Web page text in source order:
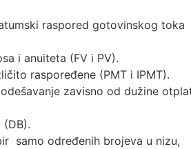
raspored gotovinskog toka
i anuiteta (FV i PV).
raspoređene (PMT i IPMT).
zavisno od dužine
samo određenih brojeva u nizu,